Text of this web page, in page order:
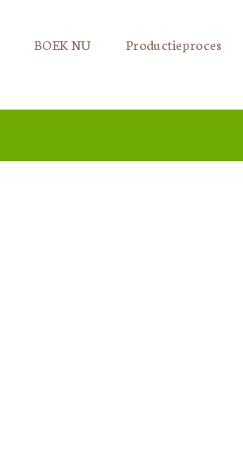
BOEK NU Productieproces